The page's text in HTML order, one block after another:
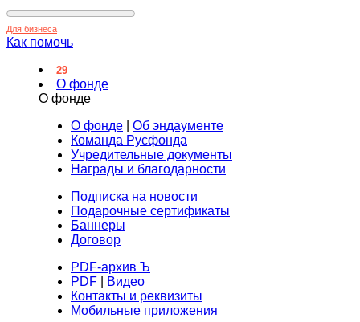
Для бизнеса
Как помочь
29
О фонде
О фонде
О фонде
Об эндаументе
Команда Русфонда
Учредительные документы
Награды и благодарности
Подписка на новости
Подарочные сертификаты
Баннеры
Договор
PDF-архив Ъ
PDF
Видео
Контакты и реквизиты
Мобильные приложения